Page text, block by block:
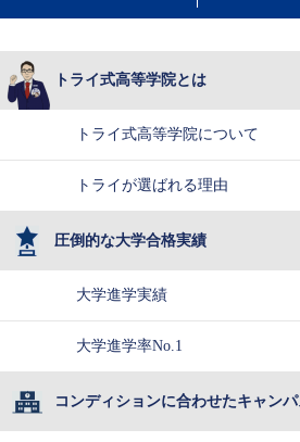
トライ式高等学院とは
トライ式高等学院について
トライが選ばれる理由
圧倒的な大学合格実績
大学進学実績
大学進学率No.1
コンディションに合わせたキャン